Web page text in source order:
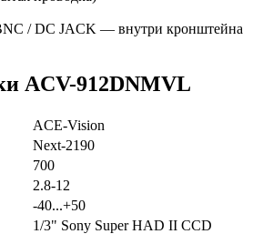
/ DC JACK — внутри кронштейна
ACV-912DNMVL
ACE-Vision
Next-2190
700
2.8-12
-40...+50
1/3" Sony Super HAD II CCD